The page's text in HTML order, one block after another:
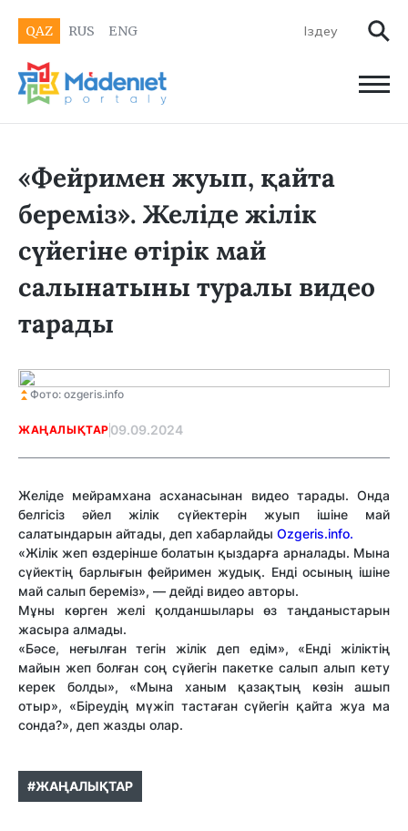
QAZ RUS ENG
«Фейримен жуып, қайта
береміз». Желіде жілік
сүйегіне өтірік май
салынатыны туралы видео
тарады
Фото: ozgeris.info
ЖАҢАЛЫҚТАР 09.09.2024
Желіде мейрамхана асханасынан видео тарады. Онда
белгісіз әйел жілік сүйектерін жуып ішіне май
салатындарын айтады, деп хабарлайды Ozgeris.info.
«Жілік жеп өздерінше болатын қыздарға арналады. Мына
сүйектің барлығын фейримен жудық. Енді осының ішіне
май салып береміз», — дейді видео авторы.
Мұны көрген желі қолданшылары өз таңданыстарын
жасыра алмады.
«Бәсе, неғылған тегін жілік деп едім», «Енді жіліктің
майын жеп болған соң сүйегін пакетке салып алып кету
керек болды», «Мына ханым қазақтың көзін ашып
отыр», «Біреудің мүжіп тастаған сүйегін қайта жуа ма
сонда?», деп жазды олар.
#ЖАҢАЛЫҚТАР